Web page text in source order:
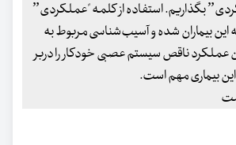
بگذاریم. استفاده از کلمه "عملکردی”
این بیماران شده و آسیب‌شناسی مربوط به
ناقص سیستم عصبی خودکار را دربر
بیماری مهم است.